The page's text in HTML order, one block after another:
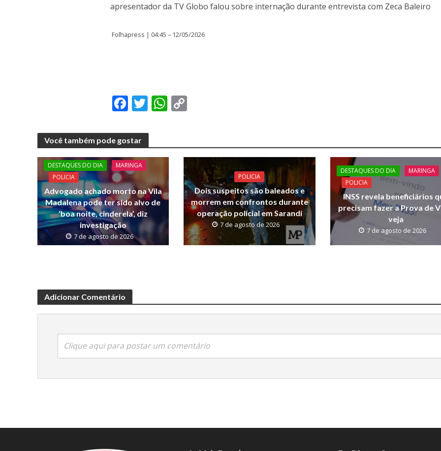
apresentador da TV Globo falou sobre internação durante entrevista com Zeca Baleiro
Folhapress | 04:45 – 12/05/2026
F
e
b
o
o
k
T
itt
er
W
s
p
p
y
n
k
Você também pode gostar
DESTAQUES DO DIA
MARINGA
POLICIA
Advogado achado morto na Vila
Madalena pode ter sido alvo de
‘boa noite, cinderela’, diz
investigação
7 de agosto de 2026
POLICIA
Dois suspeitos são baleados e
morrem em confrontos durante
operação policial em Sarandi
7 de agosto de 2026
DESTAQUES DO DIA
MARINGA
POLICIA
INSS revela beneficiários
precisam fazer a Prova de
veja
7 de agosto de 2026
Adicionar Comentário
Clique aqui para postar um comentário